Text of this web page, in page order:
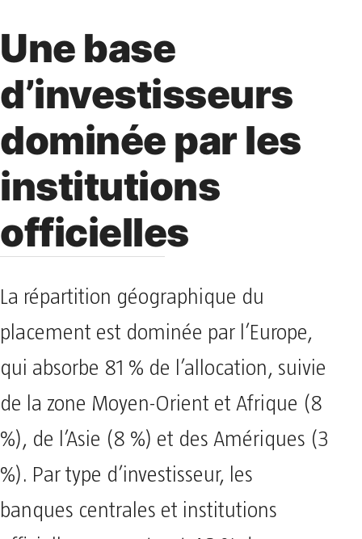
Une base
d’investisseurs
dominée par les
institutions
officielles
La répartition géographique du
placement est dominée par l’Europe,
qui absorbe 81 % de l’allocation, suivie
de la zone Moyen-Orient et Afrique (8
%), de l’Asie (8 %) et des Amériques (3
%). Par type d’investisseur, les
banques centrales et institutions